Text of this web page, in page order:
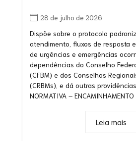
28 de julho de 2026
Dispõe sobre o protocolo
atendimento, fluxos de resposta
de urgências e emergências
dependências do Conselho
(CFBM) e dos Conselhos
(CRBMs), e dá outras
NORMATIVA – ENCAMINHAMENTO
Leia mais